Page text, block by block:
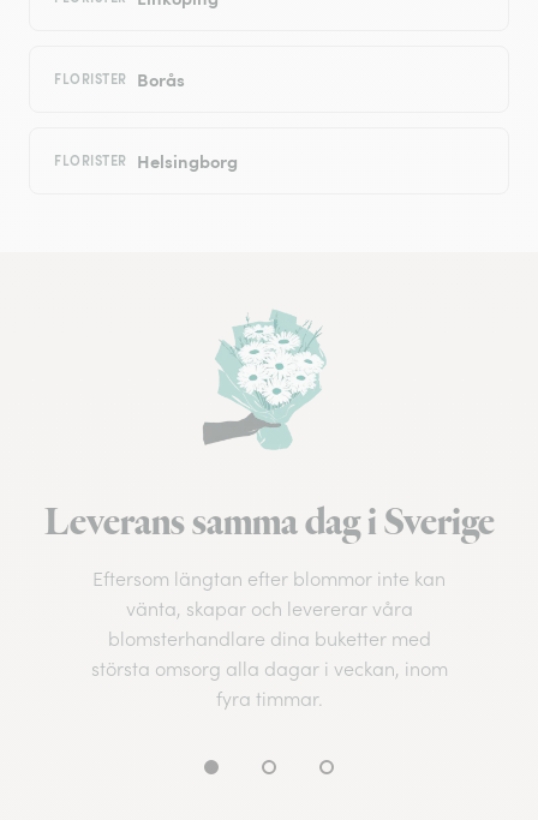
FLORISTER Borås
FLORISTER Helsingborg
Leverans samma dag i Sverige
Eftersom längtan efter blommor inte kan
vänta, skapar och levererar våra
blomsterhandlare dina buketter med
största omsorg alla dagar i veckan, inom
fyra timmar.